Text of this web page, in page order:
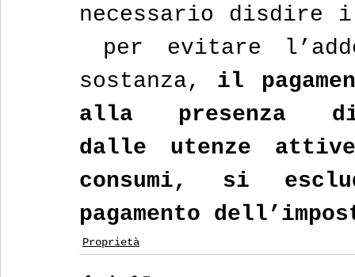
necessario disdire
per evitare
sostanza, il
alla presenza
dalle utenze
consumi, si
pagamento
Proprietà